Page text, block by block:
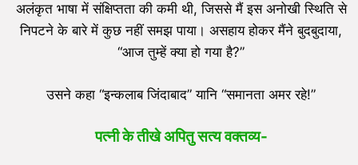
अलंकृत भाषा में संक्षिप्तता की कमी थी, जिससे मैं इस अनोखी स्थिति से
निपटने के बारे में कुछ नहीं समझ पाया। असहाय होकर मैंने बुदबुदाया,
“आज तुम्हें क्या हो गया है?”
उसने कहा “इन्कलाब जिंदाबाद” यानि “समानता अमर रहे!”
पत्नी के तीखे अपितु सत्य वक्तव्य-